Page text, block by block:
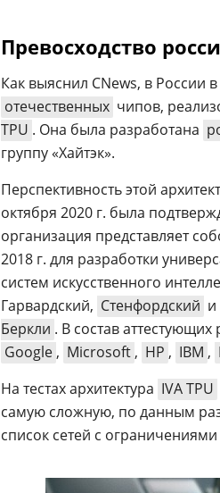
Превосходство
Как выяснил CNews, в России
отечественных чипов,
TPU . Она была разработана
группу «Хайтэк».
Перспективность этой
октября 2020 г. была
организация представляет
2018 г. для разработки
систем искусственного
Гарвардский, Стенфордский и
Беркли . В состав аттестующих
Google , Microsoft , HP , IBM ,
На тестах архитектура IVA TPU
самую сложную, по данным
список сетей с